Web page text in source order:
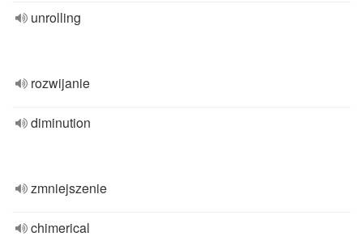
unrolling
rozwijanie
diminution
zmniejszenie
chimerical